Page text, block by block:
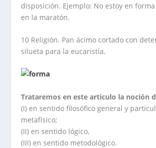
disposición. Ejemplo: No estoy en
en la maratón.
10 Religión. Pan ácimo cortado con
silueta para la eucaristía.
Trataremos en este articulo la noción
(I) en sentido filosófico general y
metafísico;
(II) en sentido lógico,
(III) en sentido metodológico.